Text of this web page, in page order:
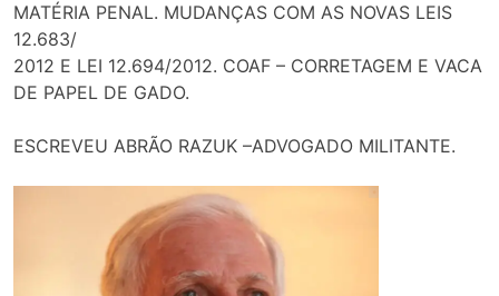
MATÉRIA PENAL. MUDANÇAS COM AS NOVAS LEIS
12.683/
2012 E LEI 12.694/2012. COAF – CORRETAGEM E VACA
DE PAPEL DE GADO.
ESCREVEU ABRÃO RAZUK –ADVOGADO MILITANTE.